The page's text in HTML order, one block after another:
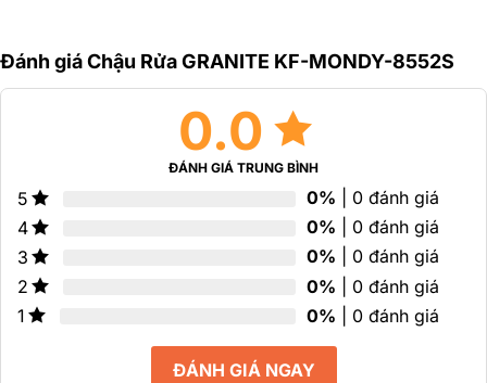
sao
5
Đánh giá Chậu Rửa GRANITE KF-MONDY-8552S
0.0
ĐÁNH GIÁ TRUNG BÌNH
5 0% | 0 đánh giá
4
0% | 0 đánh giá
3
0% | 0 đánh giá
2
0% | 0 đánh giá
1
0% | 0 đánh giá
ĐÁNH GIÁ NGAY